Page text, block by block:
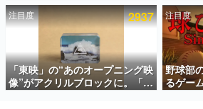
連載・特集一覧
殿堂入り記事
SNS拡散数が数千以上！ ペー
ど。多くの人々に読まれた、電
事をまとめました。
恋愛ゲーム『小早川さんはソウ
ルライク』無料公開。返事に失
敗すると「YOU DIED」
散水ホ
本体に
ークや
ム、型
注目度 2937
「東映」の“あのオープニング映
像”がアクリルブロックに。「東
映ヒストリカル グッズコレクシ
注目度
野球部
るゲー